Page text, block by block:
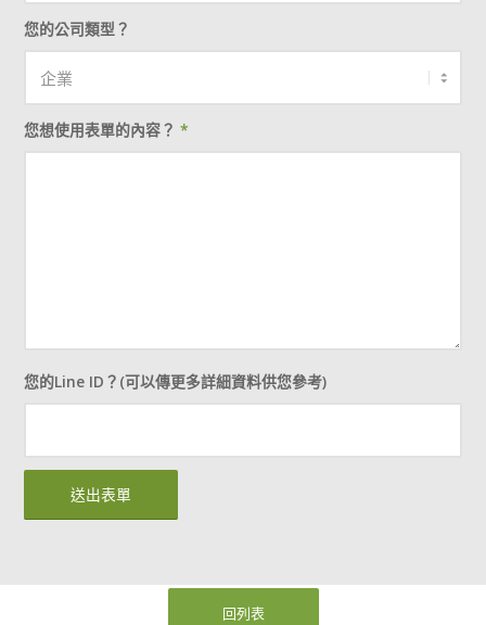
您的公司類型？
您想使用表單的內容？*
您的Line ID？(可以傳更多詳細資料供您參考)
回列表